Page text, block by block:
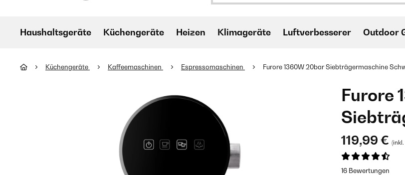
Haushaltsgeräte Küchengeräte Heizen Klimageräte Luftverbesserer Outdoor
Küchengeräte Kaffeemaschinen Espressomaschinen Furore 1360W 20bar Siebträgermaschine
Furore
119,99 €
16 Bewertungen